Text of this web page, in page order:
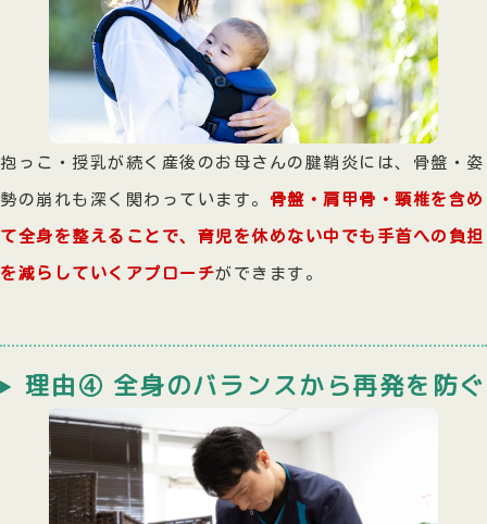
抱っこ・授乳が続く産後のお母さんの腱鞘炎には、骨盤・姿
勢の崩れも深く関わっています。 骨盤・肩甲骨・頸椎を含め
て全身を整えることで、育児を休めない中でも手首への負担
を減らしていくアプローチができます。
理由④ 全身のバランスから再発を防ぐ